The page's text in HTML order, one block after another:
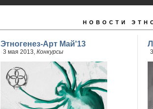
НОВОСТИ
Этногенез-Арт Май'13
3 мая 2013, Конкурсы